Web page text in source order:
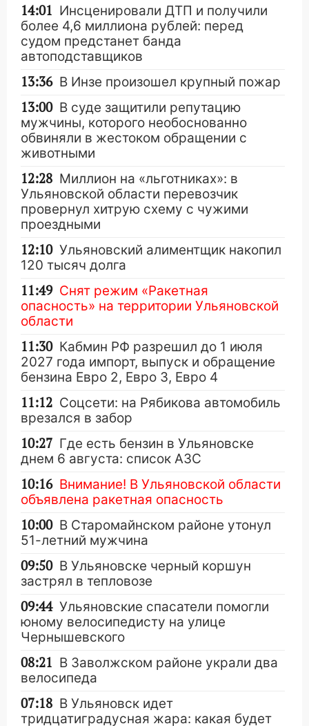
14:01 Инсценировали ДТП и получили
более 4,6 миллиона рублей: перед
судом предстанет банда
автоподставщиков
13:36 В Инзе произошел крупный пожар
13:00 В суде защитили репутацию
мужчины, которого необоснованно
обвиняли в жестоком обращении с
животными
12:28 Миллион на «льготниках»: в
Ульяновской области перевозчик
провернул хитрую схему с чужими
проездными
12:10 Ульяновский алиментщик накопил
120 тысяч долга
11:49 Снят режим «Ракетная
опасность» на территории Ульяновской
области
11:30 Кабмин РФ разрешил до 1 июля
2027 года импорт, выпуск и обращение
бензина Евро 2, Евро 3, Евро 4
11:12 Соцсети: на Рябикова автомобиль
врезался в забор
10:27 Где есть бензин в Ульяновске
днем 6 августа: список АЗС
10:16 Внимание! В Ульяновской области
объявлена ракетная опасность
10:00 В Старомайнском районе утонул
51-летний мужчина
09:50 В Ульяновске черный коршун
застрял в тепловозе
09:44 Ульяновские спасатели помогли
юному велосипедисту на улице
Чернышевского
08:21 В Заволжском районе украли два
велосипеда
07:18 В Ульяновск идет
тридцатиградусная жара: какая будет